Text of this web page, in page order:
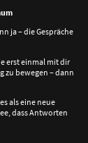
ja – die Gespräche
erst einmal mit dir
zu bewegen – dann
als eine neue
dass Antworten